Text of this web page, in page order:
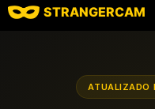
STRANGERCAM
ATUALIZADO